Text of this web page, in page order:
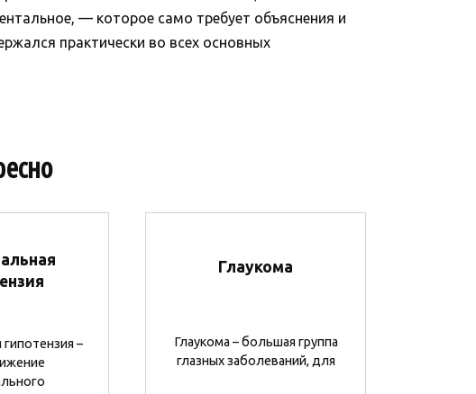
— которое само требует объяснения и
практически во всех основных
–
Глаукома
Глаукома – большая группа
глазных заболеваний, для